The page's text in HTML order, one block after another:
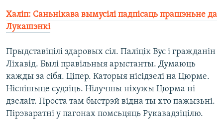
Халіп: Саньнікава вымусілі падпісаць прашэньне да
Лукашэнкі
Прыдставіцілі здаровых сіл. Паліцік Вус і гражданін
Ліхавід. Былі правільныя арыстанты. Думаюць
кажды за сібя. Ціпер. Каторыя нісідзелі на Цюрме.
Ніспішыце судзіць. Нілучшы ніхужы Цюрма ні
дзелаіт. Проста там быстрэй відна ты хто пажызьні.
Пірэваратні у пагонах помсьцяць Рукавадзіцілю.